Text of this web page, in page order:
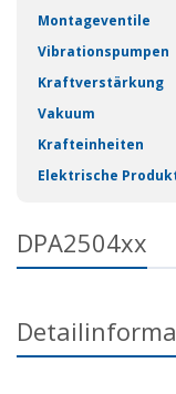
Montageventile
Vibrationspumpen
Kraftverstärkung
Vakuum
Krafteinheiten
Elektrische
DPA2504xx